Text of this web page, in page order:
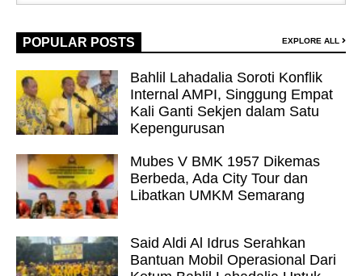
POPULAR POSTS EXPLORE ALL
Bahlil Lahadalia Soroti Konflik
Internal AMPI, Singgung Empat
Kali Ganti Sekjen dalam Satu
Kepengurusan
Mubes V BMK 1957 Dikemas
Berbeda, Ada City Tour dan
Libatkan UMKM Semarang
Said Aldi Al Idrus Serahkan
Bantuan Mobil Operasional Dari